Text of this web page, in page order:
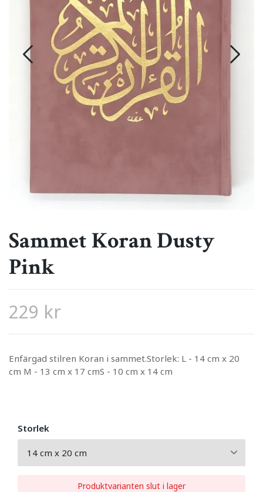
Sammet Koran Dusty
Pink
229 kr
Enfärgad stilren Koran i sammet.Storlek: L - 14 cm x 20
cm M - 13 cm x 17 cmS - 10 cm x 14 cm
Storlek
Produktvarianten slut i lager